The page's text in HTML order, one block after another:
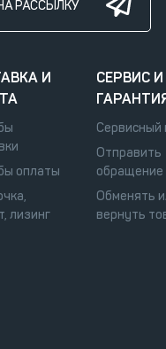
РАССЫЛКУ
И
оплаты
лизинг
СЕРВИС И
Сервисный
Отправить
обращение
Обменять
вернуть